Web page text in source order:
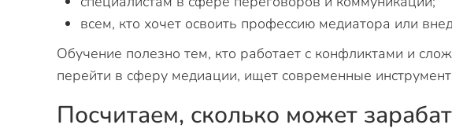
всем, кто хочет освоить профессию медиатора или
Обучение полезно тем, кто работает с конфликтами и
перейти в сферу медиации, ищет современные
Посчитаем, сколько может